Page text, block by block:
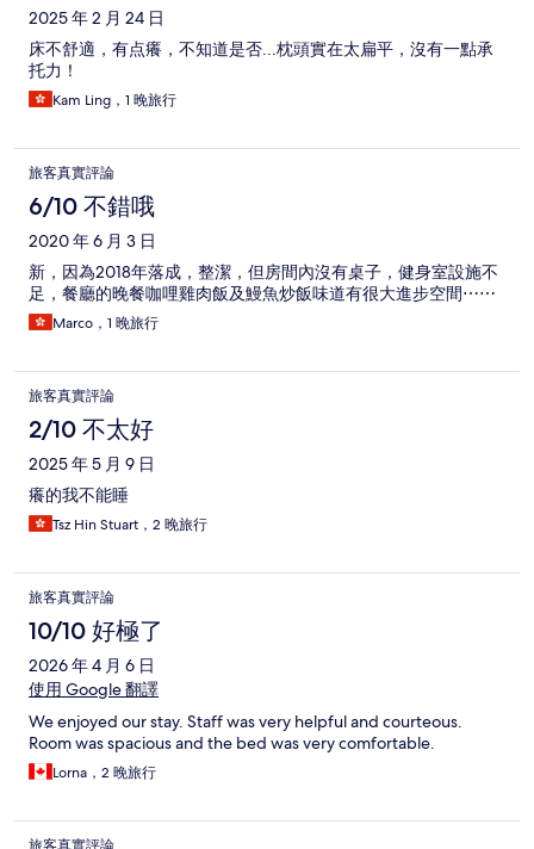
2025 年 2 月 24 日
床不舒適，有点癢，不知道是否...枕頭實在太扁平，沒有一點承
托力！
Kam Ling，1 晚旅行
旅客真實評論
6/10 不錯哦
2020 年 6 月 3 日
新，因為2018年落成，整潔，但房間內沒有桌子，健身室設施不
足，餐廳的晚餐咖哩雞肉飯及鰻魚炒飯味道有很大進步空間⋯⋯
Marco，1 晚旅行
旅客真實評論
2/10 不太好
2025 年 5 月 9 日
癢的我不能睡
Tsz Hin Stuart，2 晚旅行
旅客真實評論
10/10 好極了
2026 年 4 月 6 日
使用 Google 翻譯
We enjoyed our stay. Staff was very helpful and courteous.
Room was spacious and the bed was very comfortable.
Lorna，2 晚旅行